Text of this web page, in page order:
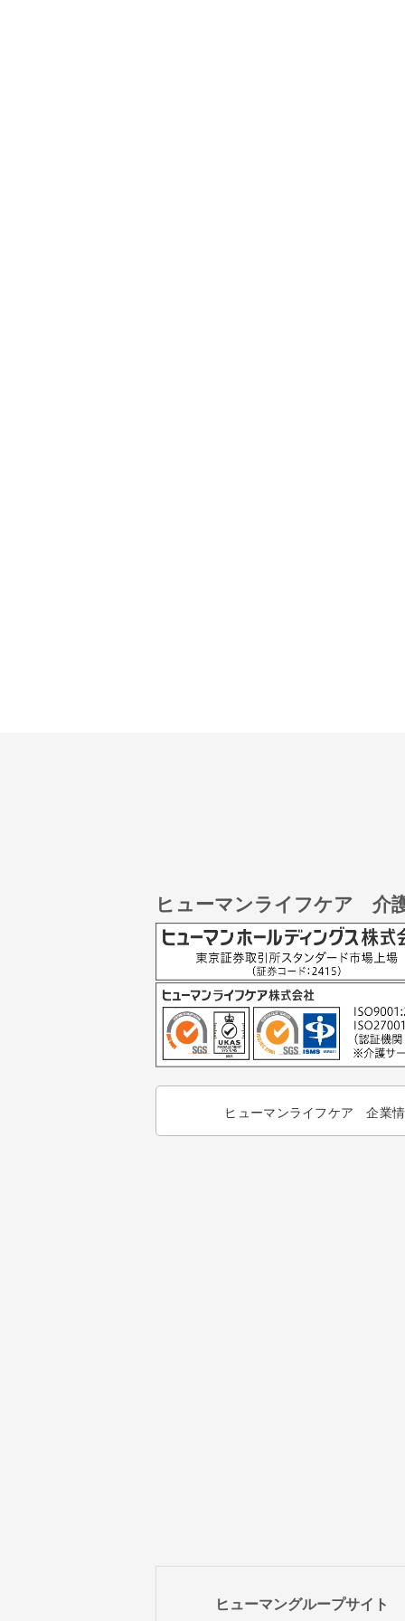
ヒューマンライフケア 介
ヒューマンライフケア 企業
ヒューマングループサイト